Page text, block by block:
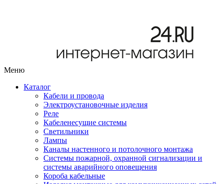
Меню
Каталог
Кабели и провода
Электроустановочные изделия
Реле
Кабеленесущие системы
Светильники
Лампы
Каналы настенного и потолочного монтажа
Системы пожарной, охранной сигнализации и
системы аварийного оповещения
Короба кабельные